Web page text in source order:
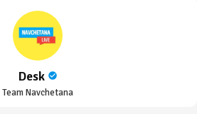
Desk
Team Navchetana